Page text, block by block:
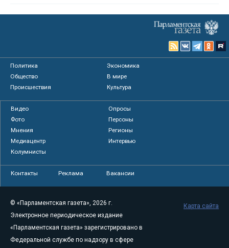
Политика
Экономика
Общество
В мире
Происшествия
Культура
Видео
Опросы
Фото
Персоны
Мнения
Регионы
Медиацентр
Интервью
Колумнисты
Контакты Реклама Вакансии
© «Парламентская газета», 2026 г.
Электронное периодическое издание
«Парламентская газета» зарегистрировано в
Федеральной службе по надзору в сфере
Карта сайта